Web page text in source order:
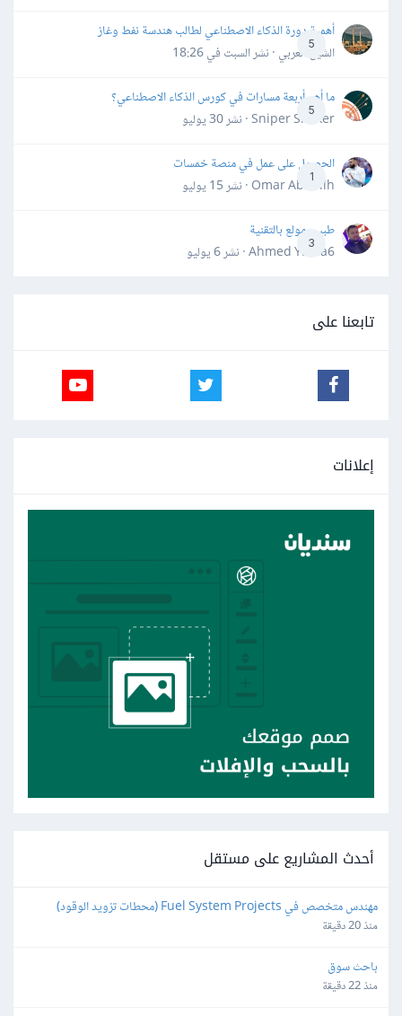
5
أهمية دورة الذكاء الاصطناعي لطالب هندسة نفط وغاز
الشيخ العربي · نشرالسبت في 18:26
5
ما أهم أربعة مسارات في كورس الذكاء الاصطناعي؟
Sniper Shaker · نشر
30 يوليو
1
الحصول على عمل في منصة خمسات
Omar Abdallh · نشر
15 يوليو
3
طبيب مولع بالتقنية
Ahmed Yahia6 · نشر
6 يوليو
تابعنا على
إعلانات
أحدث المشاريع على مستقل
مهندس متخصص في Fuel System Projects (محطات تزويد الوقود)
منذ 20 دقيقة
باحث سوق
منذ 22 دقيقة